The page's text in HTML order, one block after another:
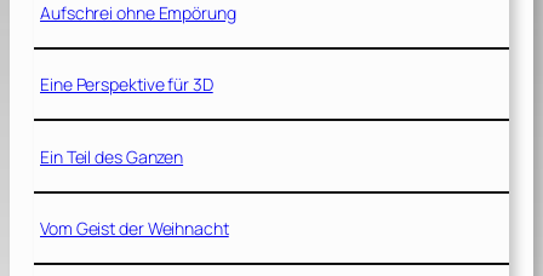
Aufschrei ohne Empörung
Eine Perspektive für 3D
Ein Teil des Ganzen
Vom Geist der Weihnacht